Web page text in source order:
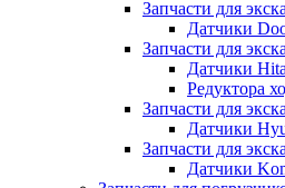
Запчасти для
Датчики
Запчасти для
Датчики
Редуктора
Запчасти для
Датчики
Запчасти для
Датчики